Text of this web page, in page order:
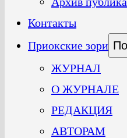
Контакты
Приокские зори
ЖУРНАЛ
О ЖУРНАЛЕ
РЕДАКЦИЯ
АВТОРАМ